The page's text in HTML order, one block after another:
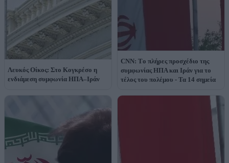
Λευκός Οίκος: Στο Κογκρέσο η
ενδιάμεση συμφωνία ΗΠΑ–Ιράν
CNN: Tο πλήρες προσχέδιο της
συμφωνίας ΗΠΑ και Ιράν για το
τέλος του πολέμου - Τα 14 σημεία